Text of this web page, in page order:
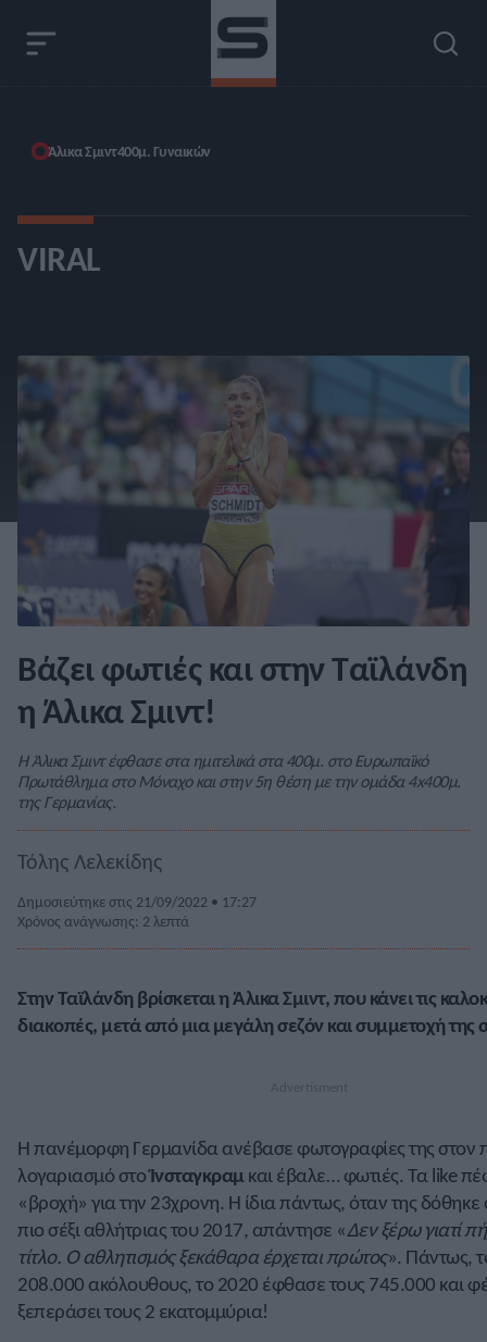
Άλικα Σμιντ400μ. Γυναικών
VIRAL
Βάζει φωτιές και στην Ταϊλάνδη
η Άλικα Σμιντ!
Η Άλικα Σμιντ έφθασε στα ημιτελικά στα 400μ. στο Ευρωπαϊκό
Πρωτάθλημα στο Μόναχο και στην 5η θέση με την ομάδα 4x400μ.
της Γερμανίας.
Τόλης Λελεκίδης
Δημοσιεύτηκε στις 21/09/2022 • 17:27
Χρόνος ανάγνωσης: 2 λεπτά
Στην Ταϊλάνδη βρίσκεται ηΆλικα Σμιντ, που κάνει τις
διακοπές, μετά από μια μεγάλη σεζόν και συμμετοχή
Η πανέμορφη Γερμανίδα ανέβασε φωτογραφίες της στον
λογαριασμό στοΊνσταγκραμκαι έβαλε… φωτιές. Τα like
«βροχή» για την 23χρονη. Η ίδια πάντως, όταν της δόθηκε
πιο σέξι αθλήτριας του 2017, απάντησε «Δεν ξέρω γιατί
τίτλο. Ο αθλητισμός ξεκάθαρα έρχεται πρώτος». Πάντως,
208.000 ακόλουθους, το 2020 έφθασε τους 745.000 και
ξεπεράσει τους 2 εκατομμύρια!